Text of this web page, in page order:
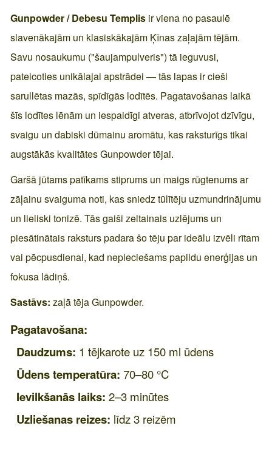
Gunpowder / Debesu Templis ir viena no pasaulē
slavenākajām un klasiskākajām Ķīnas zaļajām tējām.
Savu nosaukumu ("šaujampulveris") tā ieguvusi,
pateicoties unikālajai apstrādei — tās lapas ir cieši
sarullētas mazās, spīdīgās lodītēs. Pagatavošanas laikā
šīs lodītes lēnām un iespaidīgi atveras, atbrīvojot dzīvīgu,
svaigu un dabiski dūmainu aromātu, kas raksturīgs tikai
augstākās kvalitātes Gunpowder tējai.
Garšā jūtams patīkams stiprums un maigs rūgtenums ar
zāļainu svaiguma noti, kas sniedz tūlītēju uzmundrinājumu
un lieliski tonizē. Tās gaiši zeltainais uzlējums un
piesātinātais raksturs padara šo tēju par ideālu izvēli rītam
vai pēcpusdienai, kad nepieciešams papildu enerģijas un
fokusa lādiņš.
Sastāvs: zaļā tēja Gunpowder.
Pagatavošana:
Daudzums: 1 tējkarote uz 150 ml ūdens
Ūdens temperatūra: 70–80 °C
Ievilkšanās laiks: 2–3 minūtes
Uzliešanas reizes: līdz 3 reizēm